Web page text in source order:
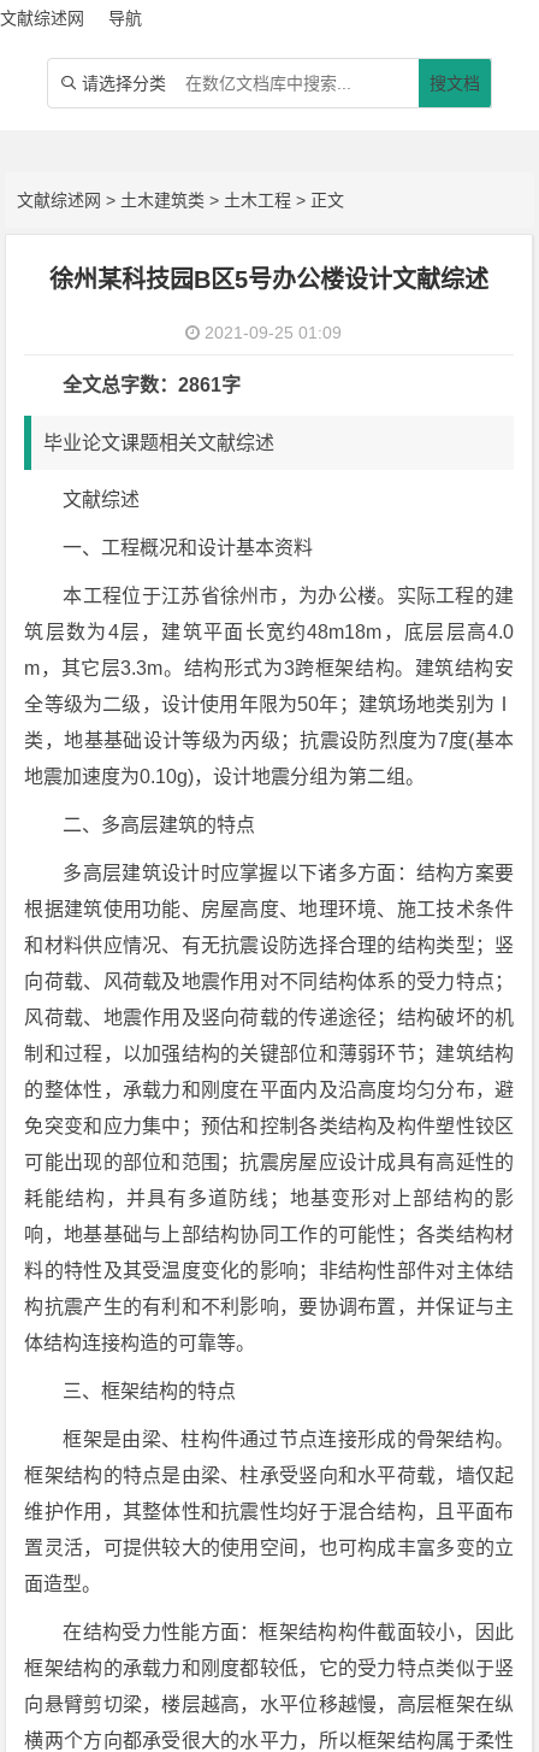
文献综述网 导航
 请选择分类 搜文档
文献综述网 > 土木建筑类 > 土木工程 > 正文
徐州某科技园B区5号办公楼设计文献综述
2021-09-25 01:09
全文总字数：2861字
毕业论文课题相关文献综述
文献综述
一、工程概况和设计基本资料
本工程位于江苏省徐州市，为办公楼。实际工程的建
筑层数为4层，建筑平面长宽约48m18m，底层层高4.0
m，其它层3.3m。结构形式为3跨框架结构。建筑结构安
全等级为二级，设计使用年限为50年；建筑场地类别为Ⅰ
类，地基基础设计等级为丙级；抗震设防烈度为7度(基本
地震加速度为0.10g)，设计地震分组为第二组。
二、多高层建筑的特点
多高层建筑设计时应掌握以下诸多方面：结构方案要
根据建筑使用功能、房屋高度、地理环境、施工技术条件
和材料供应情况、有无抗震设防选择合理的结构类型；竖
向荷载、风荷载及地震作用对不同结构体系的受力特点；
风荷载、地震作用及竖向荷载的传递途径；结构破坏的机
制和过程，以加强结构的关键部位和薄弱环节；建筑结构
的整体性，承载力和刚度在平面内及沿高度均匀分布，避
免突变和应力集中；预估和控制各类结构及构件塑性铰区
可能出现的部位和范围；抗震房屋应设计成具有高延性的
耗能结构，并具有多道防线；地基变形对上部结构的影
响，地基基础与上部结构协同工作的可能性；各类结构材
料的特性及其受温度变化的影响；非结构性部件对主体结
构抗震产生的有利和不利影响，要协调布置，并保证与主
体结构连接构造的可靠等。
三、框架结构的特点
框架是由梁、柱构件通过节点连接形成的骨架结构。
框架结构的特点是由梁、柱承受竖向和水平荷载，墙仅起
维护作用，其整体性和抗震性均好于混合结构，且平面布
置灵活，可提供较大的使用空间，也可构成丰富多变的立
面造型。
在结构受力性能方面：框架结构构件截面较小，因此
框架结构的承载力和刚度都较低，它的受力特点类似于竖
向悬臂剪切梁，楼层越高，水平位移越慢，高层框架在纵
横两个方向都承受很大的水平力，所以框架结构属于柔性